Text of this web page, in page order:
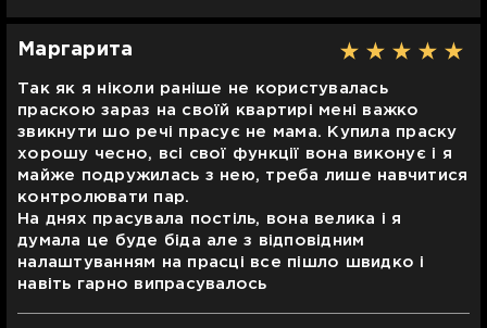
Маргарита
Так як я ніколи раніше не користувалась
праскою зараз на своїй квартирі мені важко
звикнути шо речі прасує не мама. Купила праску
хорошу чесно, всі свої функції вона виконує і я
майже подружилась з нею, треба лише навчитися
контролювати пар.
На днях прасувала постіль, вона велика і я
думала це буде біда але з відповідним
налаштуванням на прасці все пішло швидко і
навіть гарно випрасувалось